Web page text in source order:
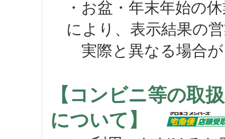
・お盆・年末年始の
により、表示結果の
実際と異なる場合が
【コンビニ等の取
について】